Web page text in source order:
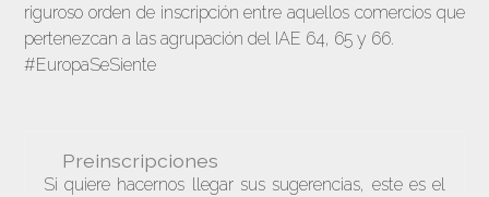
riguroso orden de inscripción entre aquellos comercios que
pertenezcan a las agrupación del IAE 64, 65 y 66.
#EuropaSeSiente
Preinscripciones
Si quiere hacernos llegar sus sugerencias, este es el